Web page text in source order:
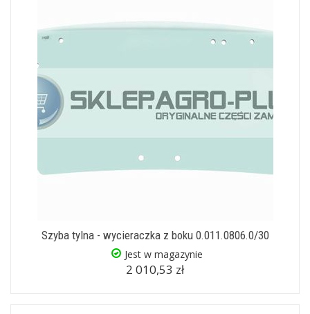
Szyba tylna - wycieraczka z boku 0.011.0806.0/30
Jest w magazynie
2 010,53 zł